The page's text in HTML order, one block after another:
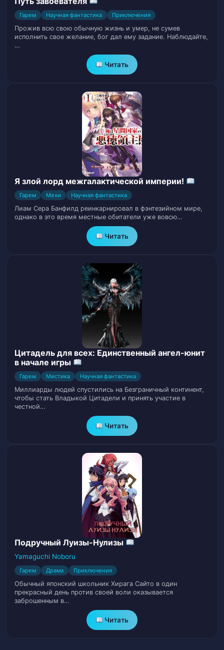
17 Том 1. Глава 14. Нежелательная встреча
18 Том 1. Глава 15. Массив духовных встреч
Том 1. Глава 16. Духовный новичок
Том 1. Глава 18. Поединки
Том 1. Глава 19. Один год
Том 1. Глава 20. Койоты
24 Том 1. Глава 21. Духовный турнир
25 Том 1. Глава 22. Аукцион
Том 1. Глава 23. Конец аукциона
Том 1. Глава 25. Шокирующие перемены
Том 1. Глава 26. Каменный остров
Гарем Научная фантастика Приключения
Прожив всю свою обычную жизнь и умер, не сумев
исполнить свое желание, бог дал ему задание. Наблюдайте,
…
Читать
Я злой лорд межгалактической империи!
Гарем Мехи Научная фантастика
Лиам Сера Банфилд реинкарнировал в фэнтезийном мире,
однако в это время местные обитатели уже вовсю…
Читать
Цитадель для всех: Единственный ангел-юнит
в начале игры
Гарем Мистика Научная фантастика
Миллиарды людей спустились на Безграничный континент,
чтобы стать Владыкой Цитадели и принять участие в
честной…
Читать
Подручный Луизы-Нулизы
Yamaguchi Noboru
Гарем Драма Приключения
Обычный японский школьник Хирага Сайто в один
прекрасный день против своей воли оказывается
заброшенным в…
Читать